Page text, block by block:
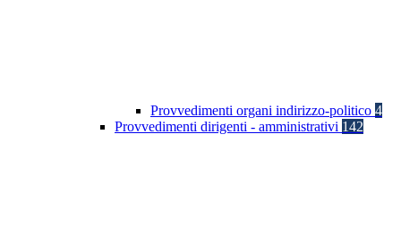
Provvedimenti organi indirizzo-politico 4
Provvedimenti dirigenti - amministrativi 142